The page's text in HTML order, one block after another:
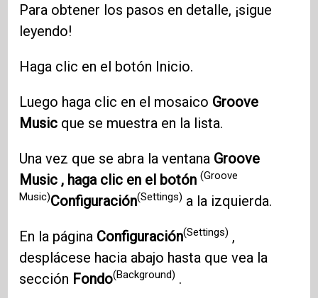
Para obtener los pasos en detalle, ¡sigue
leyendo!
Haga clic en el botón Inicio.
Luego haga clic en el mosaico Groove
Music que se muestra en la lista.
Una vez que se abra la ventana Groove
Music , haga clic en el botón(Groove
Music)Configuración(Settings) a la izquierda.
En la página Configuración(Settings) ,
desplácese hacia abajo hasta que vea la
sección Fondo(Background) .